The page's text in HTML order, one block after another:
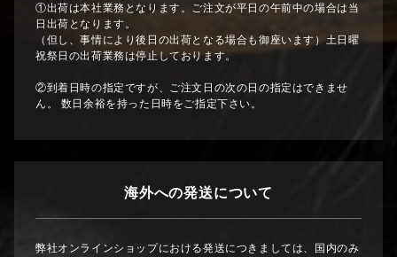
①出荷は本社業務となります。ご注文が平日の午前中の場合は当
日出荷となります。
（但し、事情により後日の出荷となる場合も御座います）土日曜
祝祭日の出荷業務は停止しております。
②到着日時の指定ですが、ご注文日の次の日の指定はできませ
ん。 数日余裕を持った日時をご指定下さい。
海外への発送について
弊社オンラインショップにおける発送につきましては、国内のみ